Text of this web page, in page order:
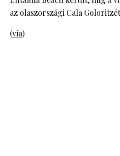
az olaszországi Cala
(via)